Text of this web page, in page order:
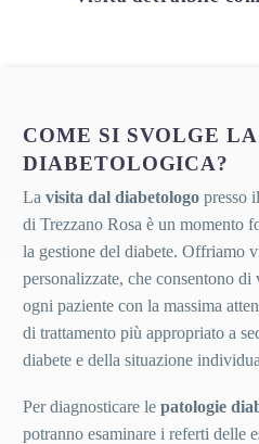
COME SI SVOLGE
DIABETOLOGICA?
La visita dal diabetologo presso
di Trezzano Rosa è un momento
la gestione del diabete. Offriamo
personalizzate, che consentono
ogni paziente con la massima
di trattamento più appropriato a
diabete e della situazione
Per diagnosticare le patologie
potranno esaminare i referti delle